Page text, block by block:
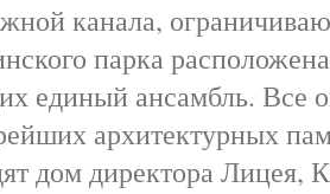
канала,
парка
единый ансамбль. Все
архитектурных
дом директора Лицея,